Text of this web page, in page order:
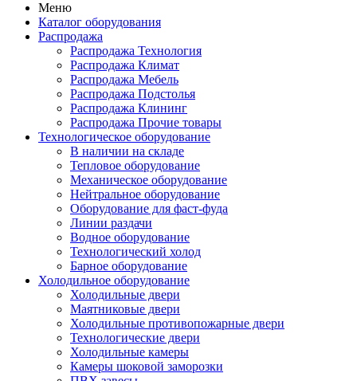
Меню
Каталог оборудования
Распродажа
Распродажа Технология
Распродажа Климат
Распродажа Мебель
Распродажа Подстолья
Распродажа Клининг
Распродажа Прочие товары
Технологическое оборудование
В наличии на складе
Тепловое оборудование
Механическое оборудование
Нейтральное оборудование
Оборудование для фаст-фуда
Линии раздачи
Водное оборудование
Технологический холод
Барное оборудование
Холодильное оборудование
Холодильные двери
Маятниковые двери
Холодильные противопожарные двери
Технологические двери
Холодильные камеры
Камеры шоковой заморозки